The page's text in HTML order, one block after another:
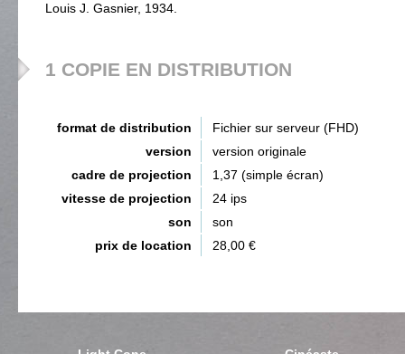
Louis J. Gasnier, 1934.
1 COPIE EN DISTRIBUTION
format de distribution
Fichier sur serveur (FHD)
version
version originale
cadre de projection
1,37 (simple écran)
vitesse de projection
24 ips
son
son
prix de location
28,00 €